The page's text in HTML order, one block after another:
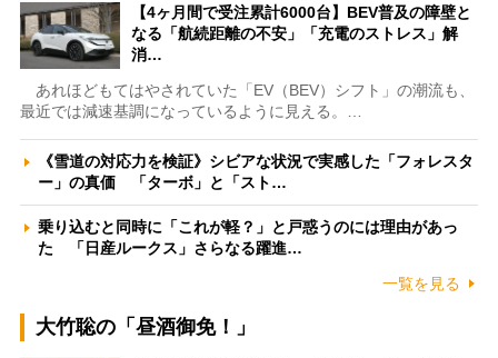
【4ヶ月間で受注累計6000台】BEV普及の障壁と
なる「航続距離の不安」「充電のストレス」解
消…
あれほどもてはやされていた「EV（BEV）シフト」の潮流も、
最近では減速基調になっているように見える。…
《雪道の対応力を検証》シビアな状況で実感した「フォレスタ
ー」の真価 「ターボ」と「スト…
乗り込むと同時に「これが軽？」と戸惑うのには理由があっ
た 「日産ルークス」さらなる躍進…
一覧を見る
大竹聡の「昼酒御免！」